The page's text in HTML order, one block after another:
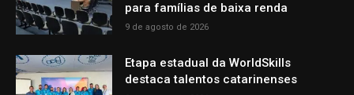
para famílias de baixa renda
9 de agosto de 2026
Etapa estadual da WorldSkills
destaca talentos catarinenses